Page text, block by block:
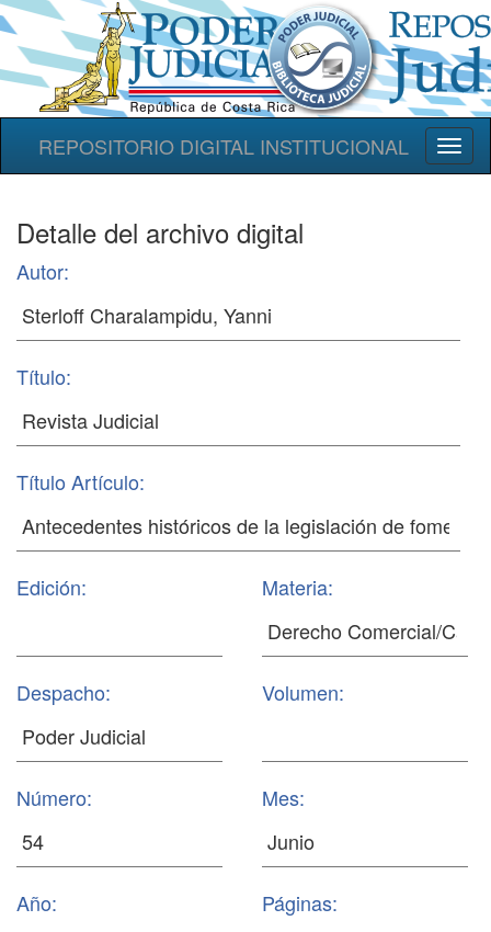
REPOSITORIO DIGITAL INSTITUCIONAL
Detalle del archivo digital
Autor:
Título:
Título Artículo:
Edición: Materia:
Despacho: Volumen:
Número: Mes:
Año: Páginas: